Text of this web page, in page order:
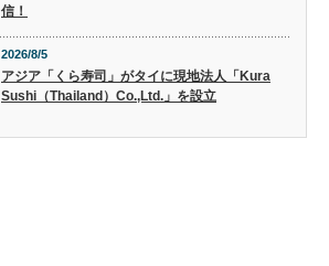
信！
2026/8/5
アジア「くら寿司」がタイに現地法人「Kura
Sushi（Thailand）Co.,Ltd.」を設立